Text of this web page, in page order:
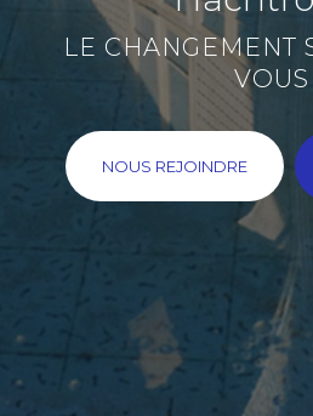
LE CHANGEMENT
VOUS
NOUS REJOINDRE